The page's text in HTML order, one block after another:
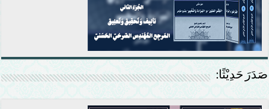
صَدَرَ حَدِيْثًا: